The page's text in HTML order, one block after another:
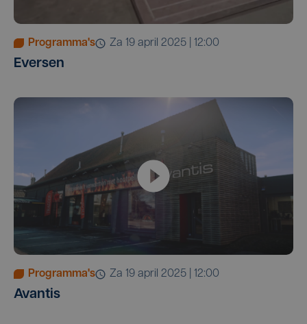
Programma's za 19 april 2025 | 12:00
Eversen
Programma's za 19 april 2025 | 12:00
Avantis